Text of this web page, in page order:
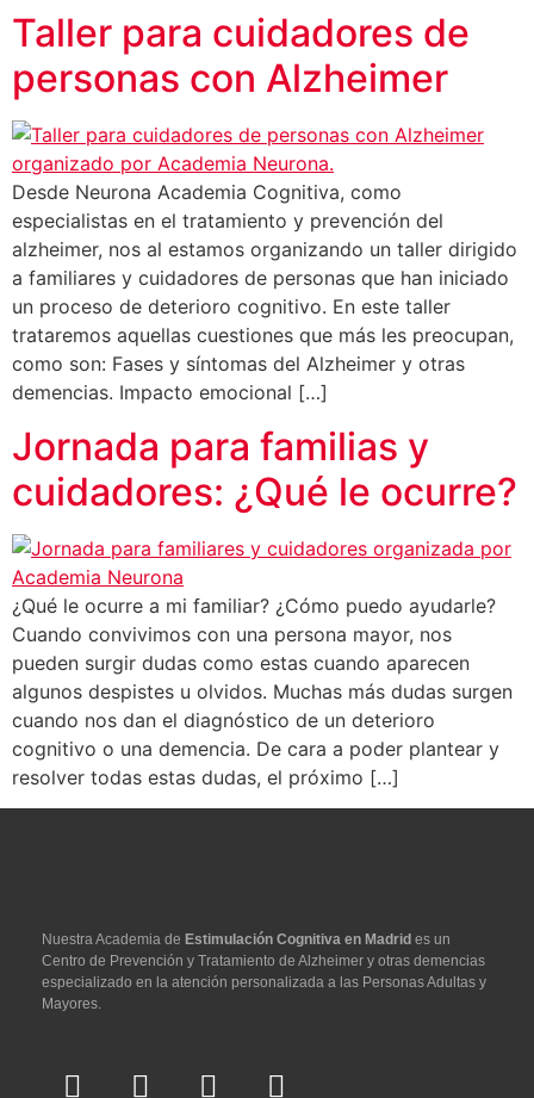
Taller para cuidadores de
personas con Alzheimer
Desde Neurona Academia Cognitiva, como
especialistas en el tratamiento y prevención del
alzheimer, nos al estamos organizando un taller dirigido
a familiares y cuidadores de personas que han iniciado
un proceso de deterioro cognitivo. En este taller
trataremos aquellas cuestiones que más les preocupan,
como son: Fases y síntomas del Alzheimer y otras
demencias. Impacto emocional […]
Jornada para familias y
cuidadores: ¿Qué le ocurre?
¿Qué le ocurre a mi familiar? ¿Cómo puedo ayudarle?
Cuando convivimos con una persona mayor, nos
pueden surgir dudas como estas cuando aparecen
algunos despistes u olvidos. Muchas más dudas surgen
cuando nos dan el diagnóstico de un deterioro
cognitivo o una demencia. De cara a poder plantear y
resolver todas estas dudas, el próximo […]
Nuestra Academia de Estimulación Cognitiva en Madrid es un
Centro de Prevención y Tratamiento de Alzheimer y otras demencias
especializado en la atención personalizada a las Personas Adultas y
Mayores.